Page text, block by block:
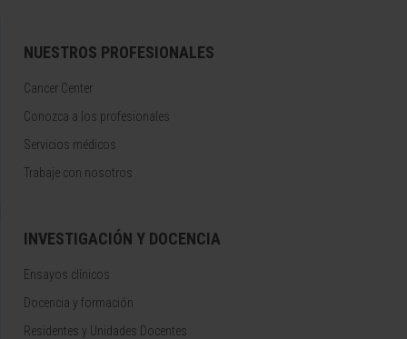
NUESTROS PROFESIONALES
Cancer Center
Conozca a los profesionales
Servicios médicos
Trabaje con nosotros
INVESTIGACIÓN Y DOCENCIA
Ensayos clínicos
Docencia y formación
Residentes y Unidades Docentes